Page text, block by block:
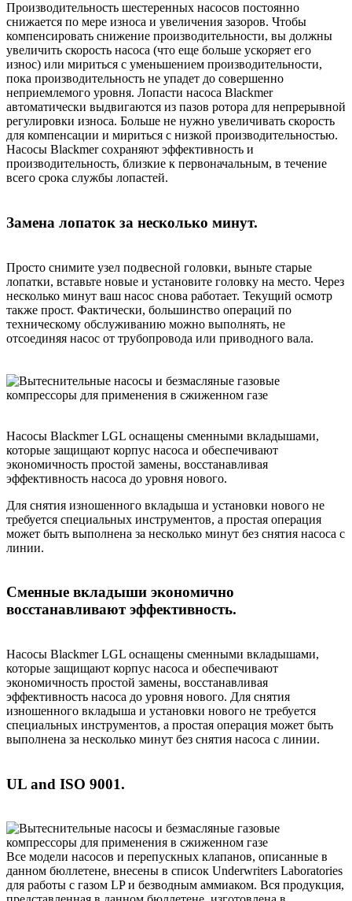
Производительность шестеренных насосов постоянно
снижается по мере износа и увеличения зазоров. Чтобы
компенсировать снижение производительности, вы должны
увеличить скорость насоса (что еще больше ускоряет его
износ) или мириться с уменьшением производительности,
пока производительность не упадет до совершенно
неприемлемого уровня. Лопасти насоса Blackmer
автоматически выдвигаются из пазов ротора для непрерывной
регулировки износа. Больше не нужно увеличивать скорость
для компенсации и мириться с низкой производительностью.
Насосы Blackmer сохраняют эффективность и
производительность, близкие к первоначальным, в течение
всего срока службы лопастей.
Замена лопаток за несколько минут.
Просто снимите узел подвесной головки, выньте старые
лопатки, вставьте новые и установите головку на место. Через
несколько минут ваш насос снова работает. Текущий осмотр
также прост. Фактически, большинство операций по
техническому обслуживанию можно выполнять, не
отсоединяя насос от трубопровода или приводного вала.
Насосы Blackmer LGL оснащены сменными вкладышами,
которые защищают корпус насоса и обеспечивают
экономичность простой замены, восстанавливая
эффективность насоса до уровня нового.
Для снятия изношенного вкладыша и установки нового не
требуется специальных инструментов, а простая операция
может быть выполнена за несколько минут без снятия насоса с
линии.
Сменные вкладыши экономично
восстанавливают эффективность.
Насосы Blackmer LGL оснащены сменными вкладышами,
которые защищают корпус насоса и обеспечивают
экономичность простой замены, восстанавливая
эффективность насоса до уровня нового. Для снятия
изношенного вкладыша и установки нового не требуется
специальных инструментов, а простая операция может быть
выполнена за несколько минут без снятия насоса с линии.
UL and ISO 9001.
Все модели насосов и перепускных клапанов, описанные в
данном бюллетене, внесены в список Underwriters Laboratories
для работы с газом LP и безводным аммиаком. Вся продукция,